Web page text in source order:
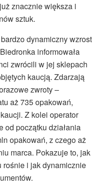
znacznie większa i
sztuk.
dynamiczny wzrost
informowała
zwrócili w jej sklepach
kaucją. Zdarzają
zwroty –
aż 735 opakowań,
Z kolei operator
od początku działania
opakowań, z czego aż
marca. Pokazuje to, jak
rośnie i jak dynamicznie